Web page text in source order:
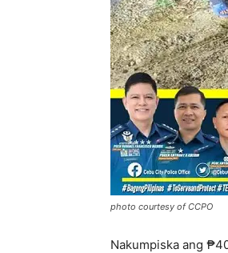
photo courtesy of CCPO
Nakumpiska ang